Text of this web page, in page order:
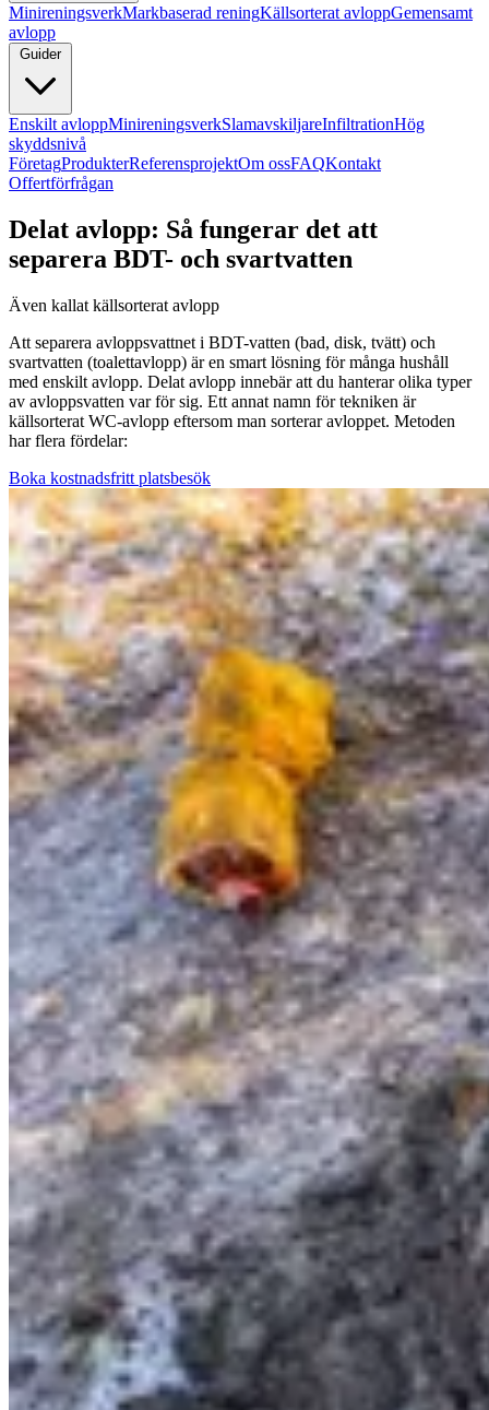
MinireningsverkMarkbaserad reningKällsorterat avloppGemensamt
avlopp
Guider
Enskilt avloppMinireningsverkSlamavskiljareInfiltrationHög
skyddsnivå
FöretagProdukterReferensprojektOm ossFAQKontakt
Offertförfrågan
Delat avlopp: Så fungerar det att
separera BDT- och svartvatten
Även kallat källsorterat avlopp
Att separera avloppsvattnet i BDT-vatten (bad, disk, tvätt) och
svartvatten (toalettavlopp) är en smart lösning för många hushåll
med enskilt avlopp. Delat avlopp innebär att du hanterar olika typer
av avloppsvatten var för sig. Ett annat namn för tekniken är
källsorterat WC-avlopp eftersom man sorterar avloppet. Metoden
har flera fördelar:
Boka kostnadsfritt platsbesök